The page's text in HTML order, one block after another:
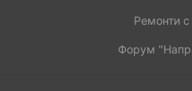
Ремонти с
Форум